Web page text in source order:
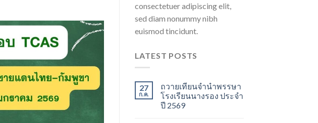
consectetuer adipiscing elit,
sed diam nonummy nibh
euismod tincidunt.
LATEST POSTS
27
ก.ค.
ถวายเทียนจำนำพรรษา
โรงเรียนนางรอง ประจำ
ปี 2569